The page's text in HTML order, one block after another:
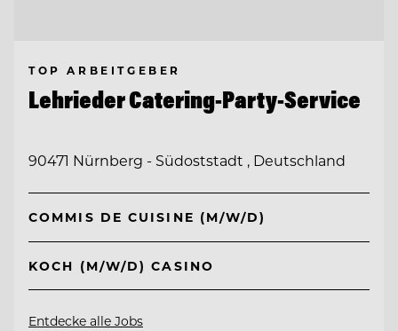
TOP ARBEITGEBER
Lehrieder Catering-Party-Service
90471 Nürnberg - Südoststadt , Deutschland
COMMIS DE CUISINE (M/W/D)
KOCH (M/W/D) CASINO
Entdecke alle Jobs